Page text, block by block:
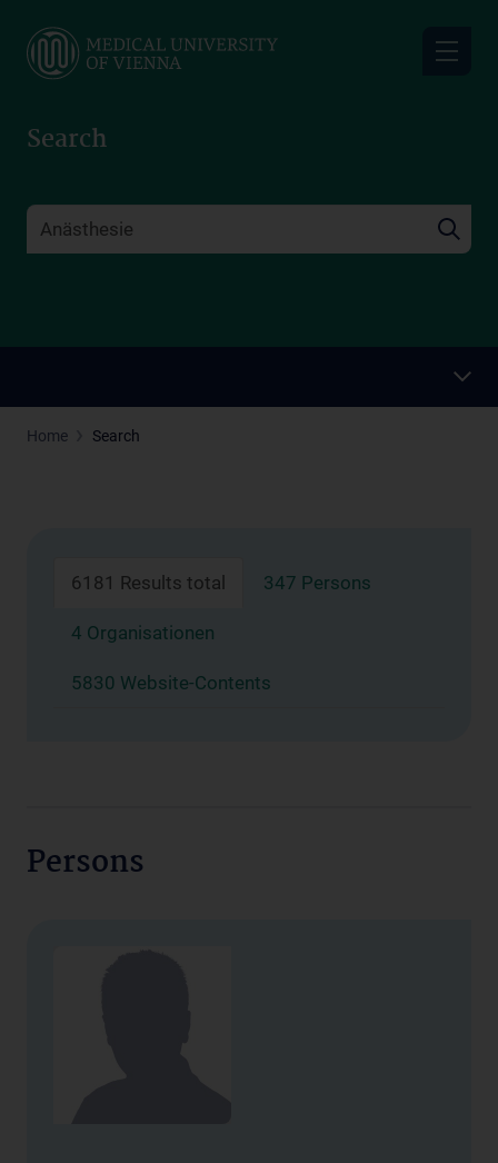
main
Search
Home Search
6181 Results total 347 Persons
4 Organisationen
5830 Website-Contents
Persons